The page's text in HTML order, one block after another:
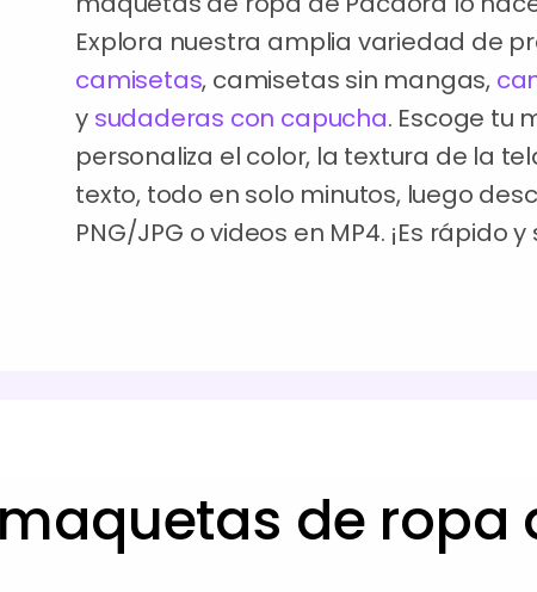
Explora nuestra amplia variedad de
camisetas, camisetas sin mangas,
y sudaderas con capucha. Escoge tu
personaliza el color, la textura de la
texto, todo en solo minutos, luego
PNG/JPG o videos en MP4. ¡Es rápido
de ropa